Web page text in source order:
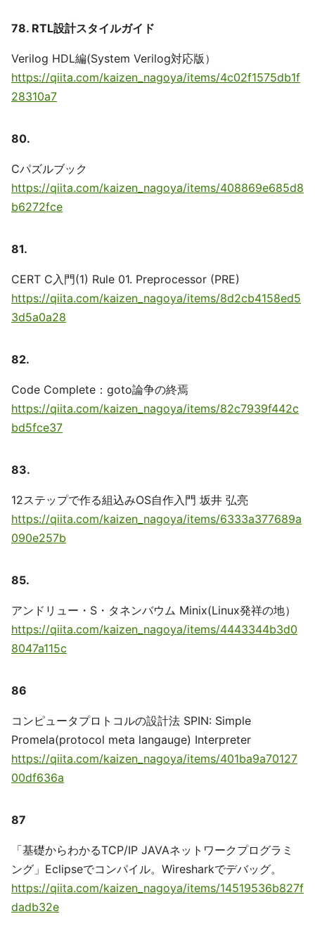
78. RTL設計スタイルガイド
Verilog HDL編(System Verilog対応版）
https://qiita.com/kaizen_nagoya/items/4c02f1575db1f
28310a7
80.
Cパズルブック
https://qiita.com/kaizen_nagoya/items/408869e685d8
b6272fce
81.
CERT C入門(1) Rule 01. Preprocessor (PRE)
https://qiita.com/kaizen_nagoya/items/8d2cb4158ed5
3d5a0a28
82.
Code Complete：goto論争の終焉
https://qiita.com/kaizen_nagoya/items/82c7939f442c
bd5fce37
83.
12ステップで作る組込みOS自作入門 坂井 弘亮
https://qiita.com/kaizen_nagoya/items/6333a377689a
090e257b
85.
アンドリュー・S・タネンバウム Minix(Linux発祥の地）
https://qiita.com/kaizen_nagoya/items/4443344b3d0
8047a115c
86
コンピュータプロトコルの設計法 SPIN: Simple
Promela(protocol meta langauge) Interpreter
https://qiita.com/kaizen_nagoya/items/401ba9a70127
00df636a
87
「基礎からわかるTCP/IP JAVAネットワークプログラミ
ング」Eclipseでコンパイル。Wiresharkでデバッグ。
https://qiita.com/kaizen_nagoya/items/14519536b827f
dadb32e